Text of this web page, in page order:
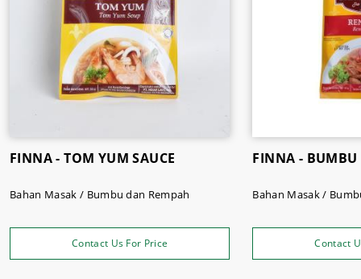
FINNA - TOM YUM SAUCE
Bahan Masak / Bumbu dan Rempah
Contact Us For Price
FINNA - BUMBU
Bahan Masak /
Contact